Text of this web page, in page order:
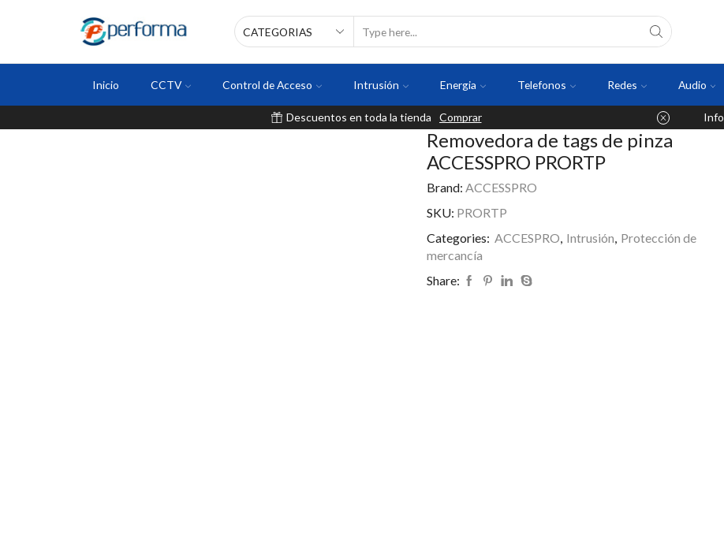
Inicio CCTV Control de Acceso Intrusión Energia Telefonos Redes Audio
Descuentos en toda la tienda Comprar Info
Removedora de tags de pinza
ACCESSPRO PRORTP
Brand: ACCESSPRO
SKU: PRORTP
Categories: ACCESPRO, Intrusión, Protección de
mercancía
Share: